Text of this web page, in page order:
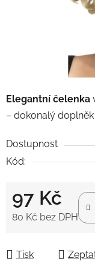
Elegantní čelenka
– dokonalý
Dostupnost
Kód:
97 Kč
80 Kč bez DPH
Tisk